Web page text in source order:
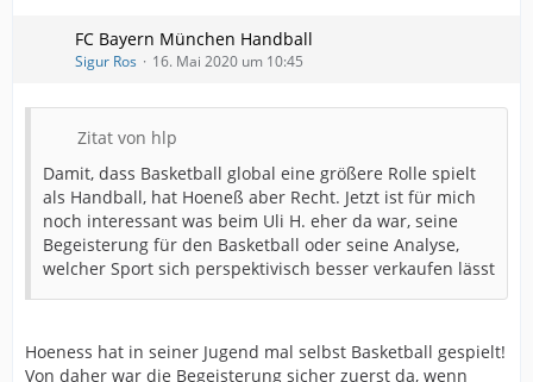
FC Bayern München Handball
Sigur Ros 16. Mai 2020 um 10:45
Zitat von hlp
Damit, dass Basketball global eine größere Rolle spielt
als Handball, hat Hoeneß aber Recht. Jetzt ist für mich
noch interessant was beim Uli H. eher da war, seine
Begeisterung für den Basketball oder seine Analyse,
welcher Sport sich perspektivisch besser verkaufen lässt
Hoeness hat in seiner Jugend mal selbst Basketball gespielt!
Von daher war die Begeisterung sicher zuerst da, wenn